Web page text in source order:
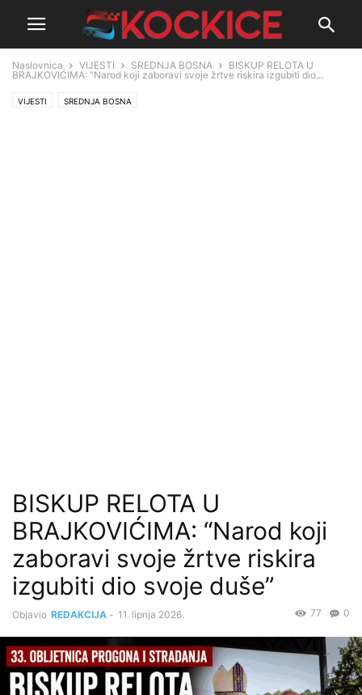
Naslovnica VIJESTI SREDNJA BOSNA
BISKUP RELOTA U
BRAJKOVIĆIMA: “Narod koji zaboravi svoje žrtve riskira izgubiti dio...
VIJESTI SREDNJA BOSNA
BISKUP RELOTA U
BRAJKOVIĆIMA: “Narod koji
zaboravi svoje žrtve riskira
izgubiti dio svoje duše”
Objavio REDAKCIJA - 11. lipnja 2026. 0
77